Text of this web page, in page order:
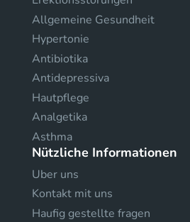
Allgemeine Gesundheit
Hypertonie
Antibiotika
Antidepressiva
Hautpflege
Analgetika
Asthma
Nützliche Informationen
Uber uns
Kontakt mit uns
Haufig gestellte fragen